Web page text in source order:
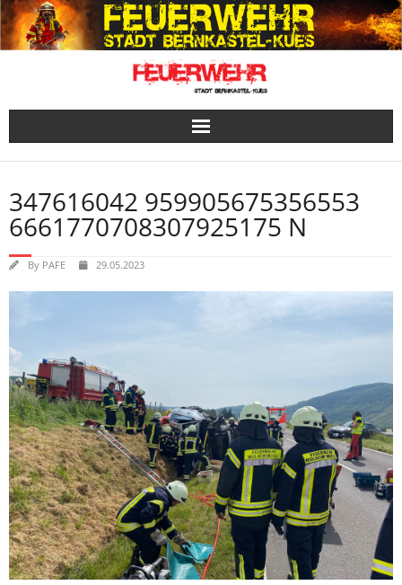
Skip
to
content
347616042 959905675356553
6661770708307925175 N
By PAFE 29.05.2023